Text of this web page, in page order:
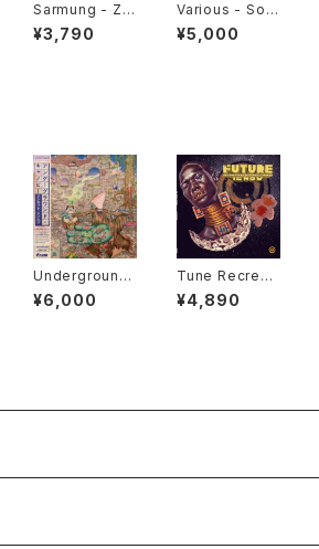
Sarmung - Ze
ndegi "12"
¥3,790
Various - Som
ewhere Betw
een: Mutant P
¥5,000
Underground
Canopy - Unc
ut Gems "2xL
¥6,000
Tune Recreati
on Committee
- The Future I
¥4,890